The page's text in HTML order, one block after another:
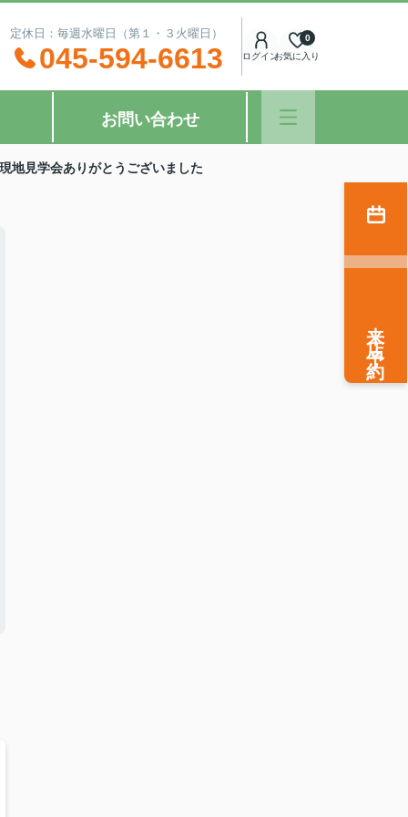
休日：毎週水曜日（第１・３火曜日）
045-594-6613 ログインお気に入り
0
お問い合わせ
地見学会ありがとうございました
来店予約